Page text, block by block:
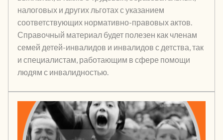
налоговых и других льготах с указанием
соответствующих нормативно-правовых актов.
Справочный материал будет полезен как членам
семей детей-инвалидов и инвалидов с детства, так
и специалистам, работающим в сфере помощи
людям с инвалидностью.